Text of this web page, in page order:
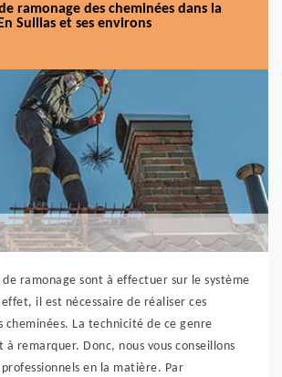
ramonage des cheminées dans la
Sullias et ses environs
ramonage sont à effectuer sur le système
il est nécessaire de réaliser ces
cheminées. La technicité de ce genre
remarquer. Donc, nous vous conseillons
en la matière. Par